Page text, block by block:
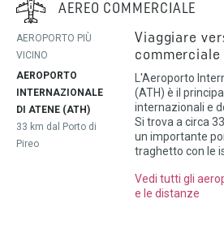
AEREO COMMERCIALE
AEROPORTO PIÙ
VICINO
AEROPORTO
INTERNAZIONALE
DI ATENE (ATH)
33 km dal Porto di
Pireo
Viaggiare
commerciale
L'Aeroporto
(ATH) è il
internazionali e
Si trova a circa
un importante
traghetto con le
Vedi tutti gli
e le distanze